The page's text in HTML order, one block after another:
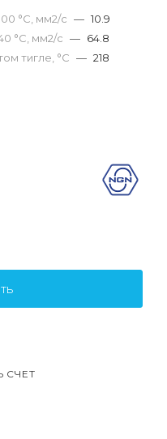
°С, мм2/с — 10.9
°С, мм2/с — 64.8
тигле, °С — 218
СЧЕТ